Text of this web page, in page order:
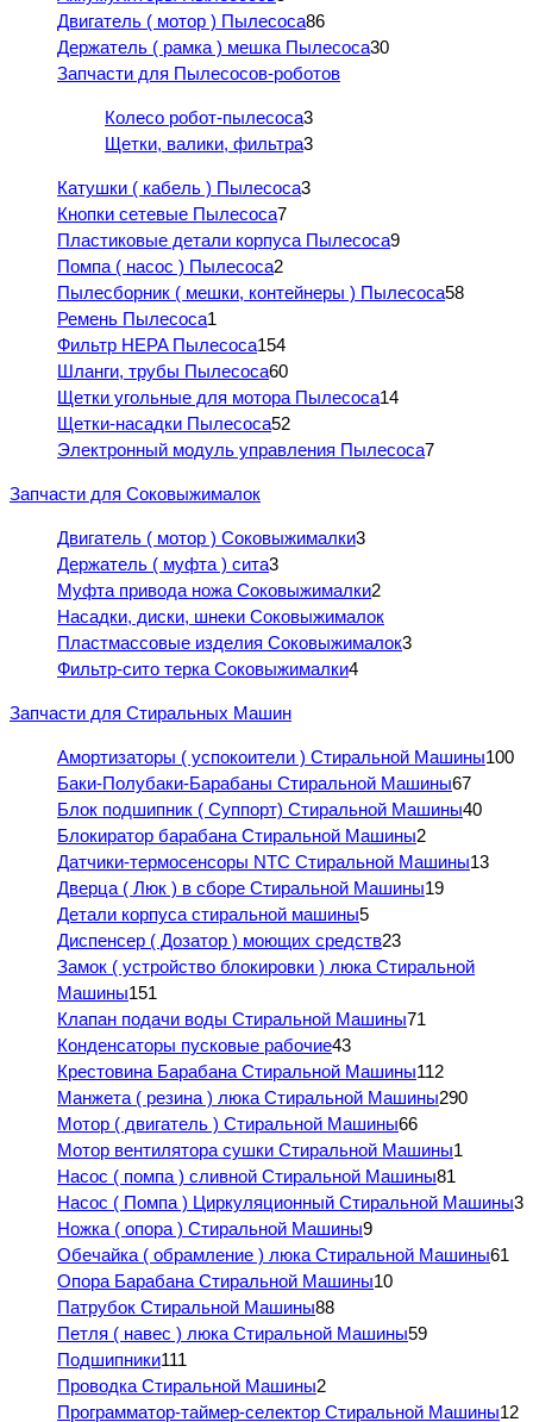
Двигатель ( мотор ) Пылесоса86
Держатель ( рамка ) мешка Пылесоса30
Запчасти для Пылесосов-роботов
Колесо робот-пылесоса3
Щетки, валики, фильтра3
Катушки ( кабель ) Пылесоса3
Кнопки сетевые Пылесоса7
Пластиковые детали корпуса Пылесоса9
Помпа ( насос ) Пылесоса2
Пылесборник ( мешки, контейнеры ) Пылесоса58
Ремень Пылесоса1
Фильтр HEPA Пылесоса154
Шланги, трубы Пылесоса60
Щетки угольные для мотора Пылесоса14
Щетки-насадки Пылесоса52
Электронный модуль управления Пылесоса7
Запчасти для Соковыжималок
Двигатель ( мотор ) Соковыжималки3
Держатель ( муфта ) сита3
Муфта привода ножа Соковыжималки2
Насадки, диски, шнеки Соковыжималок
Пластмассовые изделия Соковыжималок3
Фильтр-сито терка Соковыжималки4
Запчасти для Стиральных Машин
Амортизаторы ( успокоители ) Стиральной Машины100
Баки-Полубаки-Барабаны Стиральной Машины67
Блок подшипник ( Суппорт) Стиральной Машины40
Блокиратор барабана Стиральной Машины2
Датчики-термосенсоры NTC Стиральной Машины13
Дверца ( Люк ) в сборе Стиральной Машины19
Детали корпуса стиральной машины5
Диспенсер ( Дозатор ) моющих средств23
Замок ( устройство блокировки ) люка Стиральной
Машины151
Клапан подачи воды Стиральной Машины71
Конденсаторы пусковые рабочие43
Крестовина Барабана Стиральной Машины112
Манжета ( резина ) люка Стиральной Машины290
Мотор ( двигатель ) Стиральной Машины66
Мотор вентилятора сушки Стиральной Машины1
Насос ( помпа ) сливной Стиральной Машины81
Насос ( Помпа ) Циркуляционный Стиральной Машины3
Ножка ( опора ) Стиральной Машины9
Обечайка ( обрамление ) люка Стиральной Машины61
Опора Барабана Стиральной Машины10
Патрубок Стиральной Машины88
Петля ( навес ) люка Стиральной Машины59
Подшипники111
Проводка Стиральной Машины2
Программатор-таймер-селектор Стиральной Машины12